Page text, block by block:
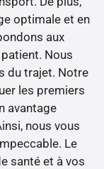
optimale et en
aux
Nous
du trajet. Notre
les premiers
avantage
nous vous
Le
santé et à vos